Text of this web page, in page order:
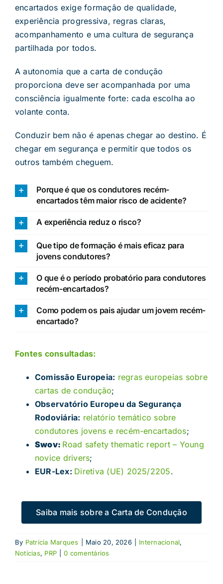
encartados exige formação de qualidade,
experiência progressiva, regras claras,
acompanhamento e uma cultura de segurança
partilhada por todos.
A autonomia que a carta de condução
proporciona deve ser acompanhada por uma
consciência igualmente forte: cada escolha ao
volante conta.
Conduzir bem não é apenas chegar ao destino. É
chegar em segurança e permitir que todos os
outros também cheguem.
Porque é que os condutores recém-
encartados têm maior risco de acidente?
A experiência reduz o risco?
Que tipo de formação é mais eficaz para
jovens condutores?
O que é o período probatório para condutores
recém-encartados?
Como podem os pais ajudar um jovem recém-
encartado?
Fontes consultadas:
Comissão Europeia: regras europeias sobre
cartas de condução;
Observatório Europeu da Segurança
Rodoviária: relatório temático sobre
condutores jovens e recém-encartados;
Swov: Road safety thematic report – Young
novice drivers;
EUR-Lex: Diretiva (UE) 2025/2205.
Saiba mais sobre a Carta de Condução
By Patrícia Marques Maio 20, 2026 Internacional,
Notícias, PRP 0 comentários